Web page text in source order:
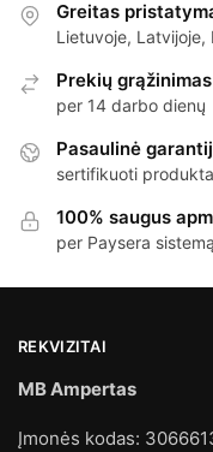
Greitas
Lietuvoje, Latvijoje,
Prekių grąžinimas
per 14 darbo dienų
Pasaulinė
sertifikuoti
100% saugus
per Paysera sistemą
REKVIZITAI
MB Ampertas
Įmonės kodas: